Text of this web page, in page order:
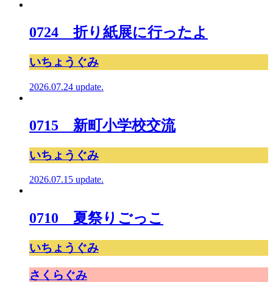
0724 折り紙展に行ったよ
いちょうぐみ
2026.07.24 update.
0715 新町小学校交流
いちょうぐみ
2026.07.15 update.
0710 夏祭りごっこ
いちょうぐみ
さくらぐみ